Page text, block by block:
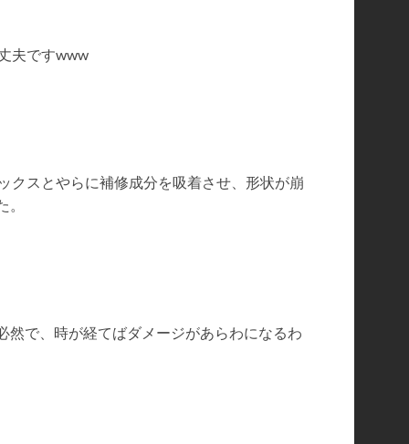
夫ですwww
スとやらに補修成分を吸着させ、形状が崩
で、時が経てばダメージがあらわになるわ